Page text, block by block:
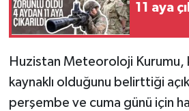
11 aya
Huzistan Meteoroloji Kurumu,
kaynaklı olduğunu belirttiği
perşembe ve cuma günü için